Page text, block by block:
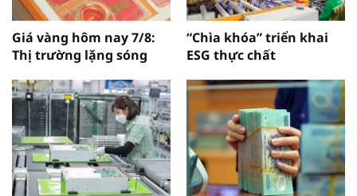
Giá vàng hôm nay 7/8:
Thị trường lặng sóng
“Chìa khóa” triển khai
ESG thực chất